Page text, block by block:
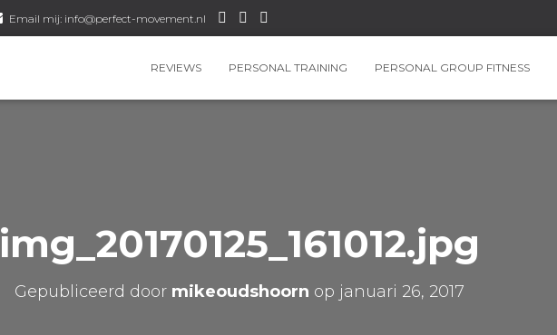
Email mij: info@perfect-movement.nl
REVIEWS PERSONAL TRAINING PERSONAL GROUP FITNESS
img_20170125_161012.jpg
Gepubliceerd door mikeoudshoorn op januari 26, 2017